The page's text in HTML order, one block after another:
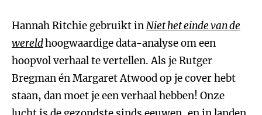
Hannah Ritchie gebruikt inNiet het einde van de
wereldhoogwaardige data-analyse om een
hoopvol verhaal te vertellen. Als je Rutger
Bregman én Margaret Atwood op je cover hebt
staan, dan moet je een verhaal hebben! Onze